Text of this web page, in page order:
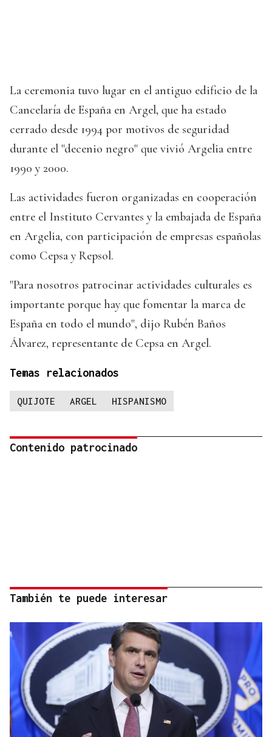
La ceremonia tuvo lugar en el antiguo edificio de la
Cancelaría de España en Argel, que ha estado
cerrado desde 1994 por motivos de seguridad
durante el "decenio negro" que vivió Argelia entre
1990 y 2000.
Las actividades fueron organizadas en cooperación
entre el Instituto Cervantes y la embajada de España
en Argelia, con participación de empresas españolas
como Cepsa y Repsol.
"Para nosotros patrocinar actividades culturales es
importante porque hay que fomentar la marca de
España en todo el mundo", dijo Rubén Baños
Álvarez, representante de Cepsa en Argel.
Temas relacionados
QUIJOTE ARGEL HISPANISMO
Contenido patrocinado
También te puede interesar